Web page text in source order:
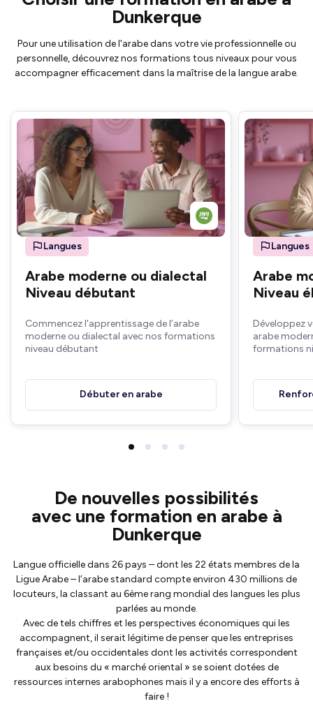
Dunkerque
Pour une utilisation de l'arabe dans votre vie professionnelle ou
personnelle, découvrez nos formations tous niveaux pour vous
accompagner efficacement dans la maîtrise de la langue arabe.
Langues
Arabe moderne ou dialectal
Niveau débutant
Commencez l'apprentissage de l’arabe
moderne ou dialectal avec nos formations
niveau débutant
Débuter en arabe
Langues
Arabe
Niveau
Développez
arabe
formations
De nouvelles possibilités
avec une formation en arabe à
Dunkerque
Langue officielle dans 26 pays – dont les 22 états membres de la
Ligue Arabe – l’arabe standard compte environ 430 millions de
locuteurs, la classant au 6ème rang mondial des langues les plus
parlées au monde.
Avec de tels chiffres et les perspectives économiques qui les
accompagnent, il serait légitime de penser que les entreprises
françaises et/ou occidentales dont les activités correspondent
aux besoins du « marché oriental » se soient dotées de
ressources internes arabophones mais il y a encore des efforts à
faire !